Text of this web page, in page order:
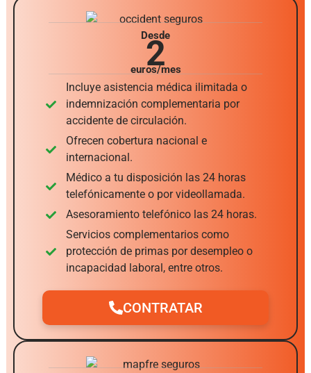
Desde
2
euros/mes
Incluye asistencia médica ilimitada o
indemnización complementaria por
accidente de circulación.
Ofrecen cobertura nacional e
internacional.
Médico a tu disposición las 24 horas
telefónicamente o por videollamada.
Asesoramiento telefónico las 24 horas.
Servicios complementarios como
protección de primas por desempleo o
incapacidad laboral, entre otros.
CONTRATAR